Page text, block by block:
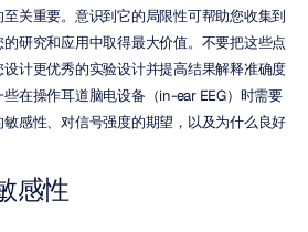
关重要。意识到它的局限性可帮助您收集到
研究和应用中取得最大价值。不要把这些点
计更优秀的实验设计并提高结果解释准确度
在操作耳道脑电设备（in-ear EEG）时需要
感性、对信号强度的期望，以及为什么良好
感性